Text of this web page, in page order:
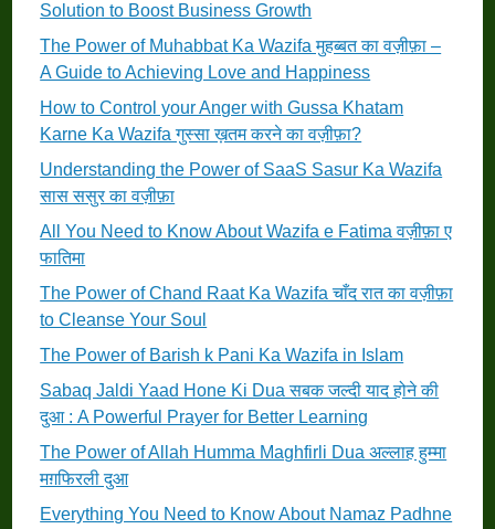
Solution to Boost Business Growth
The Power of Muhabbat Ka Wazifa मुहब्बत का वज़ीफ़ा –
A Guide to Achieving Love and Happiness
How to Control your Anger with Gussa Khatam
Karne Ka Wazifa गुस्सा ख़तम करने का वज़ीफ़ा?
Understanding the Power of SaaS Sasur Ka Wazifa
सास ससुर का वज़ीफ़ा
All You Need to Know About Wazifa e Fatima वज़ीफ़ा ए
फातिमा
The Power of Chand Raat Ka Wazifa चाँद रात का वज़ीफ़ा
to Cleanse Your Soul
The Power of Barish k Pani Ka Wazifa in Islam
Sabaq Jaldi Yaad Hone Ki Dua सबक जल्दी याद होने की
दुआ : A Powerful Prayer for Better Learning
The Power of Allah Humma Maghfirli Dua अल्लाह हुम्मा
मग़फिरली दुआ
Everything You Need to Know About Namaz Padhne